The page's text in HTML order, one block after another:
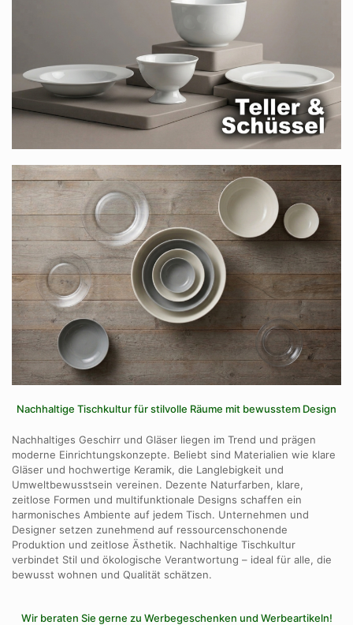
Nachhaltige Tischkultur für stilvolle Räume mit bewusstem Design
Nachhaltiges Geschirr und Gläser liegen im Trend und prägen
moderne Einrichtungskonzepte. Beliebt sind Materialien wie klare
Gläser und hochwertige Keramik, die Langlebigkeit und
Umweltbewusstsein vereinen. Dezente Naturfarben, klare,
zeitlose Formen und multifunktionale Designs schaffen ein
harmonisches Ambiente auf jedem Tisch. Unternehmen und
Designer setzen zunehmend auf ressourcenschonende
Produktion und zeitlose Ästhetik. Nachhaltige Tischkultur
verbindet Stil und ökologische Verantwortung – ideal für alle, die
bewusst wohnen und Qualität schätzen.
Wir beraten Sie gerne zu Werbegeschenken und Werbeartikeln!